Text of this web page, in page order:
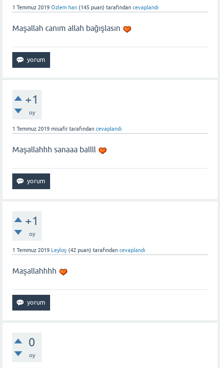
1 Temmuz 2019 Özlem han (145 puan) tarafından cevaplandı
Maşallah canım allah bağışlasın
+1
oy
1 Temmuz 2019 misafir tarafından cevaplandı
Maşallahhh sanaaa ballll
+1
oy
1 Temmuz 2019 Leyloş (42 puan) tarafından cevaplandı
Maşallahhhh
0
oy